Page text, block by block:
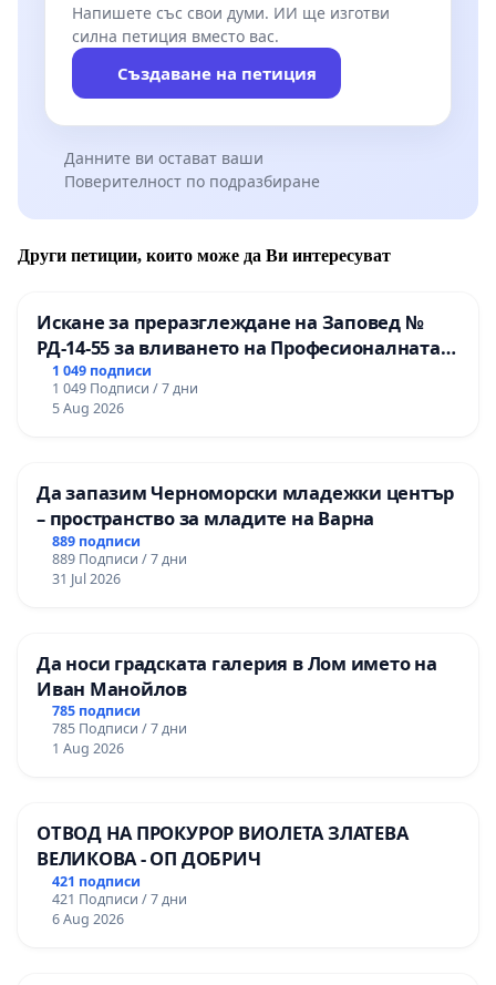
Напишете със свои думи. ИИ ще изготви
силна петиция вместо вас.
Създаване на петиция
Данните ви остават ваши
Поверителност по подразбиране
Други петиции, които може да Ви интересуват
Искане за преразглеждане на Заповед №
РД-14-55 за вливането на Професионалната
гимназия по промишлени технологии в
Професионалната гимназия по икономика и
мениджмънт – гр. Пазарджик
1 049 подписи
1 049 Подписи / 7 дни
5 Aug 2026
Да запазим Черноморски младежки център
– пространство за младите на Варна
889 подписи
889 Подписи / 7 дни
31 Jul 2026
Да носи градската галерия в Лом името на
Иван Манойлов
785 подписи
785 Подписи / 7 дни
1 Aug 2026
ОТВОД НА ПРОКУРОР ВИОЛЕТА ЗЛАТЕВА
ВЕЛИКОВА - ОП ДОБРИЧ
421 подписи
421 Подписи / 7 дни
6 Aug 2026